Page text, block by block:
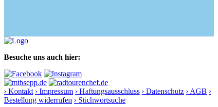
Besuche uns auch hier:
› Kontakt › Impressum › Haftungsausschluss › Datenschutz › AGB ›
Bestellung widerrufen › Stichwortsuche